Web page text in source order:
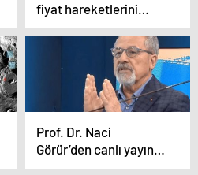
fiyat hareketlerini
yakından takip ediyor’:
Bunları yapanlara 102
milyon TL ceza kesildi
Prof. Dr. Naci
Görür’den canlı yayında
‘deprem’ uyarısı: